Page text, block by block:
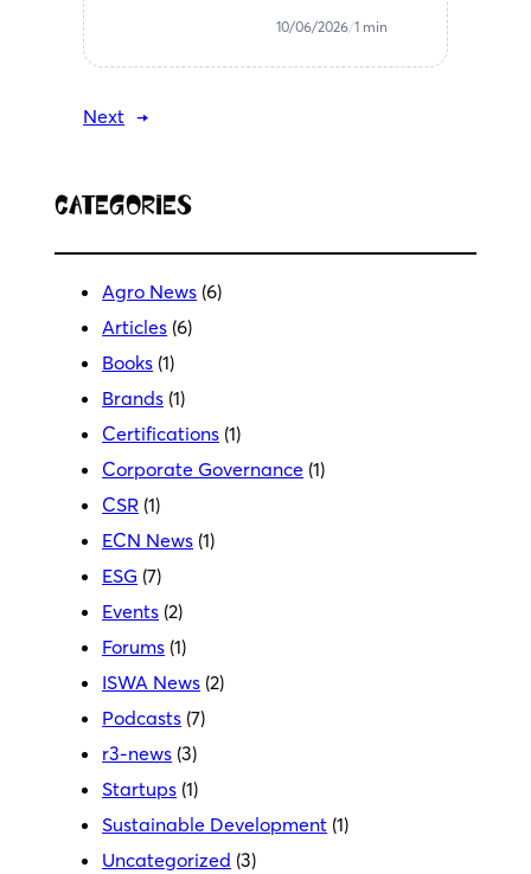
10/06/2026/1 min
Next →
Categories
Agro News (6)
Articles (6)
Books (1)
Brands (1)
Certifications (1)
Corporate Governance (1)
CSR (1)
ECN News (1)
ESG (7)
Events (2)
Forums (1)
ISWA News (2)
Podcasts (7)
r3-news (3)
Startups (1)
Sustainable Development (1)
Uncategorized (3)